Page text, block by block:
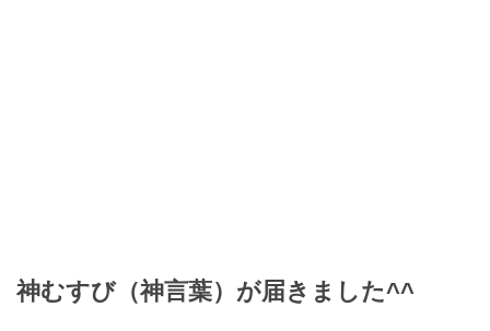
神むすび（神言葉）が届きました^^